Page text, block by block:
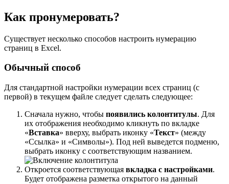
Как пронумеровать?
Существует несколько способов настроить нумерацию
страниц в Excel.
Обычный способ
Для стандартной настройки нумерации всех страниц (с
первой) в текущем файле следует сделать следующее:
Сначала нужно, чтобы появились колонтитулы. Для
их отображения необходимо кликнуть по вкладке
«Вставка» вверху, выбрать иконку «Текст» (между
«Ссылка» и «Символы»). Под ней выведется подменю,
выбрать иконку с соответствующим названием.
Откроется соответствующая вкладка с настройками.
Будет отображена разметка открытого на данный